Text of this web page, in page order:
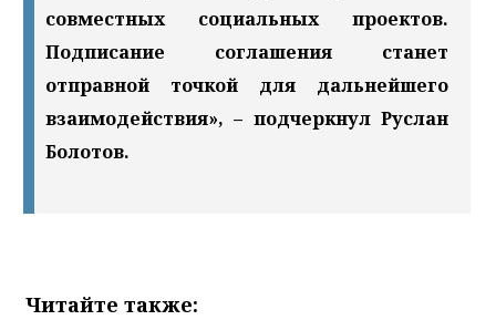
совместных социальных проектов.
Подписание соглашения станет
отправной точкой для дальнейшего
взаимодействия», – подчеркнул Руслан
Болотов.
Читайте также: